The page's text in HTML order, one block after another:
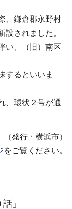
、鎌倉郡永野村
設されました。
い、（旧）南区
するといいま
、環状２号が通
発行：横浜市）
をご覧ください。
」